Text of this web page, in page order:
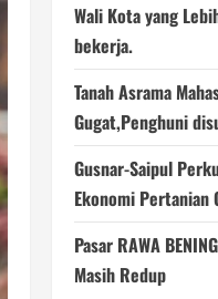
Wali Kota yang
bekerja.
Tanah Asrama
Gugat,Penghuni
Gusnar-Saipul
Ekonomi Pertanian
Pasar RAWA
Masih Redup